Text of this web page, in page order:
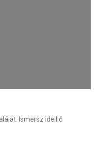
Ismersz ideillő